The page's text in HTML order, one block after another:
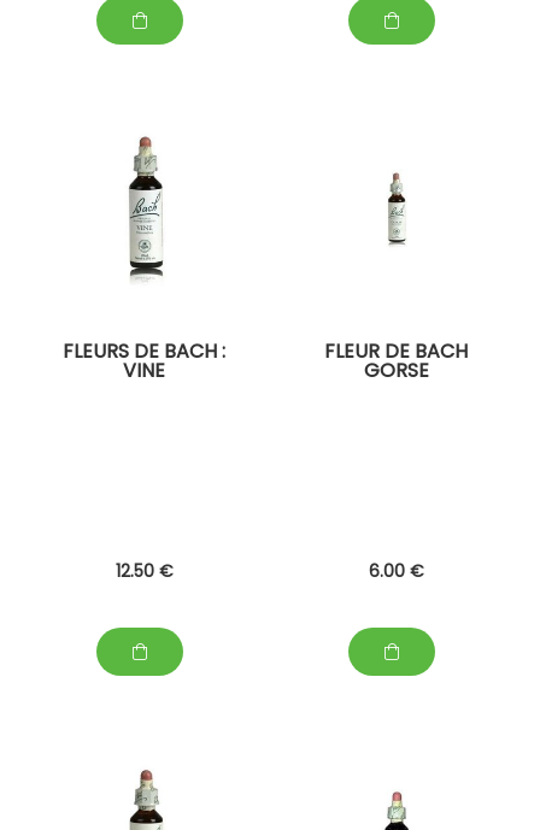
FLEURS DE BACH :
VINE
12.50 €
FLEUR DE BACH
GORSE
6.00 €